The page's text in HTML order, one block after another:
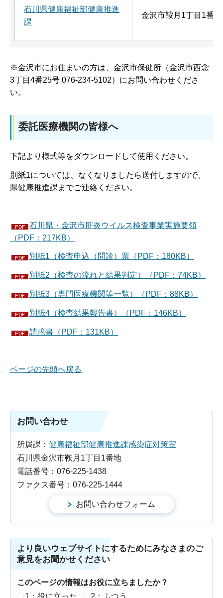
石川県健康福祉部健康推進
課
金沢市鞍月1丁目1番地
※金沢市にお住まいの方は、金沢市保健所（金沢市西念
3丁目4番25号 076-234-5102）にお問い合わせくださ
い。
委託医療機関の皆様へ
下記より様式等をダウンロードして使用ください。
別紙1については、なくなりましたら送付しますので、
県健康推進課までご連絡ください。
石川県・金沢市肝炎ウイルス検査事業実施要領
（PDF：217KB）
別紙1（検査申込（問診）票（PDF：180KB）
別紙2（検査の流れと結果判定）（PDF：74KB）
別紙3（専門医療機関等一覧）（PDF：88KB）
別紙4（検査結果報告書）（PDF：146KB）
請求書（PDF：131KB）
ページの先頭へ戻る
お問い合わせ
所属課： 健康福祉部健康推進課感染症対策室
石川県金沢市鞍月1丁目1番地
電話番号：076-225-1438
ファクス番号：076-225-1444
より良いウェブサイトにするためにみなさまのご
意見をお聞かせください
このページの情報はお役に立ちましたか？